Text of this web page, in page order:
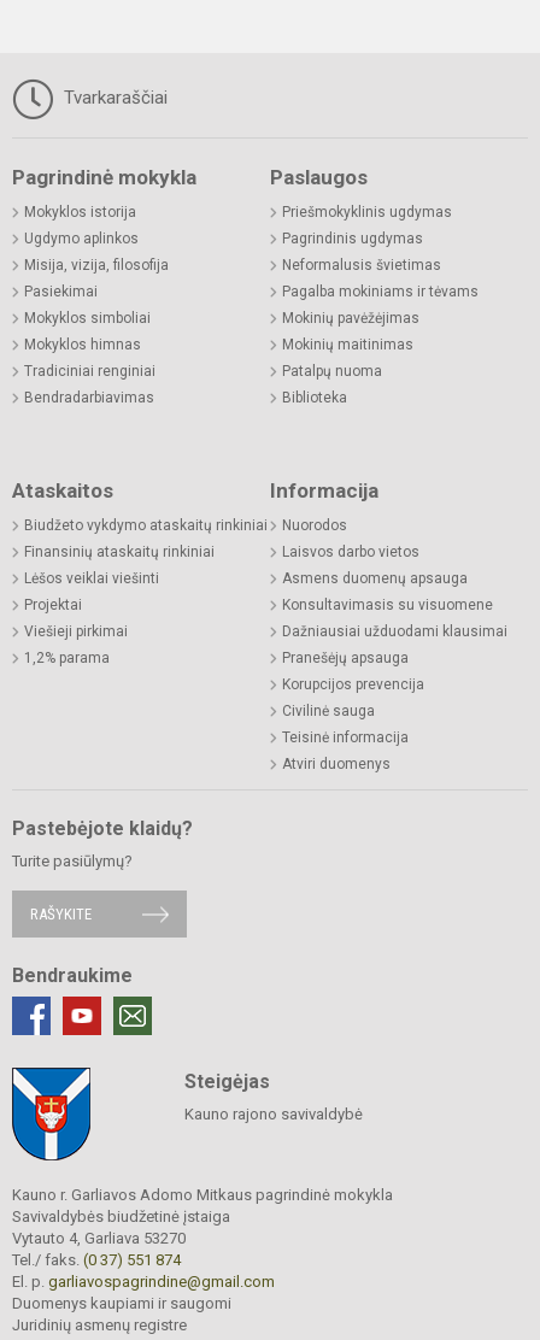
Tvarkaraščiai
Pagrindinė mokykla
Mokyklos istorija
Ugdymo aplinkos
Misija, vizija, filosofija
Pasiekimai
Mokyklos simboliai
Mokyklos himnas
Tradiciniai renginiai
Bendradarbiavimas
Paslaugos
Priešmokyklinis ugdymas
Pagrindinis ugdymas
Neformalusis švietimas
Pagalba mokiniams ir tėvams
Mokinių pavėžėjimas
Mokinių maitinimas
Patalpų nuoma
Biblioteka
Ataskaitos
Biudžeto vykdymo ataskaitų rinkiniai
Finansinių ataskaitų rinkiniai
Lėšos veiklai viešinti
Projektai
Viešieji pirkimai
1,2% parama
Informacija
Nuorodos
Laisvos darbo vietos
Asmens duomenų apsauga
Konsultavimasis su visuomene
Dažniausiai užduodami klausimai
Pranešėjų apsauga
Korupcijos prevencija
Civilinė sauga
Teisinė informacija
Atviri duomenys
Pastebėjote klaidų?
Turite pasiūlymų?
RAŠYKITE
Bendraukime
Steigėjas
Kauno rajono savivaldybė
Kauno r. Garliavos Adomo Mitkaus pagrindinė mokykla
Savivaldybės biudžetinė įstaiga
Vytauto 4, Garliava 53270
Tel./ faks. (0 37) 551 874
El. p. garliavospagrindine@gmail.com
Duomenys kaupiami ir saugomi
Juridinių asmenų registre